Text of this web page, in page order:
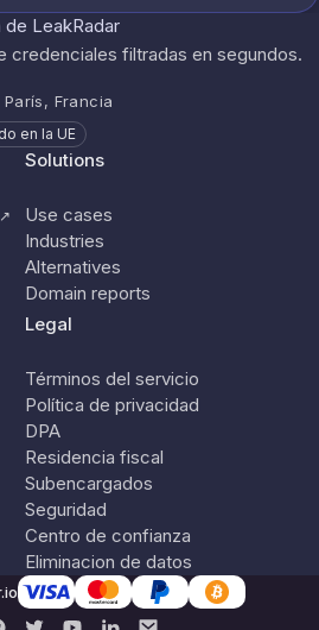
credenciales filtradas en segundos.
Francia
en la UE
↗
Solutions
Use cases
Industries
Alternatives
Domain reports
Legal
Términos del servicio
Política de privacidad
DPA
Residencia fiscal
Subencargados
Seguridad
Centro de confianza
Eliminacion de datos